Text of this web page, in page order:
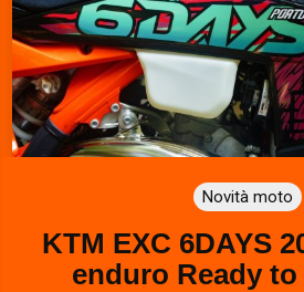
Novità moto
KTM EXC 6DAYS
enduro Ready to